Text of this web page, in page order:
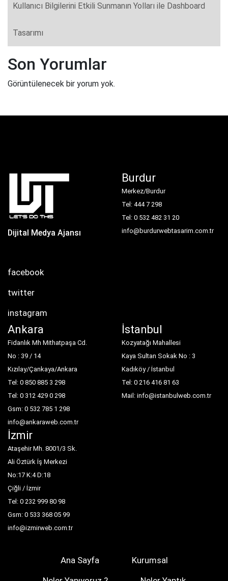
Kullanıcı Bilgilerini Etkili Sunmanın Yolları ile Dashboard
Tasarımı
Son Yorumlar
Görüntülenecek bir yorum yok.
Dijital Medya Ajansı
facebook
twitter
instagram
Burdur
Merkez/Burdur
Tel: 444 7 298
Tel: 0 532 482 31 20
info@burdurwebtasarim.com.tr
Ankara
Fidanlık Mh Mithatpaşa Cd.
No : 39 / 14
Kızılay/Çankaya/Ankara
Tel: 0 850 885 3 298
Tel: 0 312 429 0 298
Gsm: 0 532 785 1 298
info@ankaraweb.com.tr
İstanbul
Kozyatağı Mahallesi
Kaya Sultan Sokak No : 3
Kadıköy / İstanbul
Tel: 0 216 416 81 63
Mail: info@istanbulweb.com.tr
İzmir
Ataşehir Mh. 8001/3 Sk.
Ali Öztürk İş Merkezi
No:17 K:4 D:18
Çiğli / İzmir
Tel: 0 232 999 80 98
Gsm: 0 533 368 05 99
info@izmirweb.com.tr
Ana Sayfa
Kurumsal